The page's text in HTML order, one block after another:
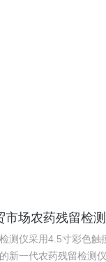
市场农药残留检
测仪采用4.5寸彩色触
新一代农药残留检测